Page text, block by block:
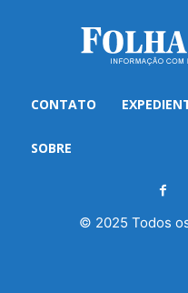
CONTATO
SOBRE
© 2025 Todos